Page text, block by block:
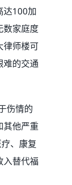
达100加
数家庭度
律师楼可
难的交通
伤情的
其他严重
、康复
入替代福